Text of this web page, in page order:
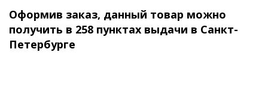
Оформив заказ, данный товар можно
получить в 258 пунктах выдачи в Санкт-
Петербурге